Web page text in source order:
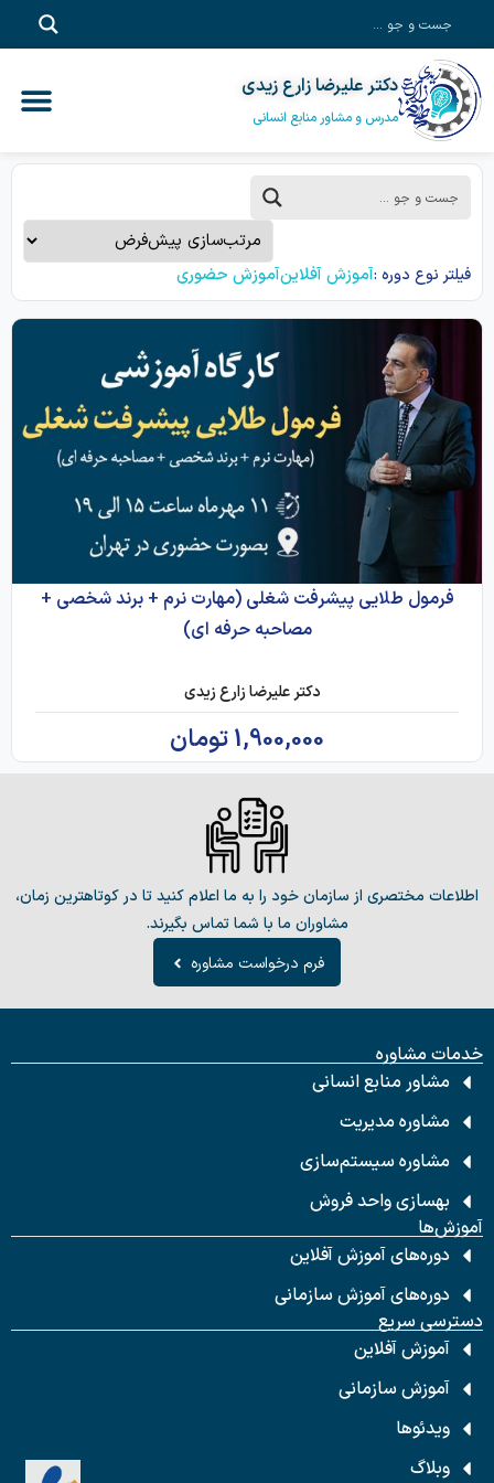
دکتر علیرضا زارع زیدی
مدرس و مشاور منابع انسانی
فیلتر نوع دوره :آموزش آفلاینآموزش حضوری
فرمول طلایی پیشرفت شغلی (مهارت نرم + برند شخصی +
مصاحبه حرفه ای)
دکتر علیرضا زارع زیدی
1,900,000تومان
اطلاعات مختصری از سازمان خود را به ما اعلام کنید تا در کوتاهترین زمان،
مشاوران ما با شما تماس بگیرند.
فرم درخواست مشاوره
خدمات مشاوره
مشاور منابع انسانی
مشاوره مدیریت
مشاوره سیستم‌سازی
بهسازی واحد فروش
آموزش‌ها
دوره‌های آموزش آفلاین
دوره‌های آموزش سازمانی
دسترسی سریع
آموزش آفلاین
آموزش سازمانی
ویدئوها
وبلاگ